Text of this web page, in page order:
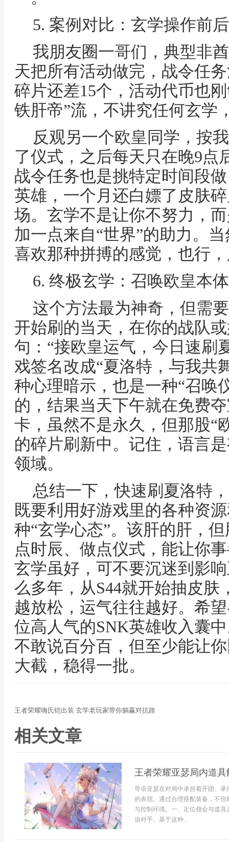
5. 案例对比：玄学操作前
我朋友圈一哥们，典型非
天把所有活动做完，战令任
碎片还差15个，活动代币也
铁肝帝”流，不讲究任何玄学
反观另一个欧皇同学，按
了仪式，之后每天只在晚9点
战令任务也是挑特定时间段
英雄，一个月还白嫖了皮肤
场。玄学不是让你不努力，
加一点来自“世界”的助力。
喜欢那种拼搏的感觉，也行
6. 终极玄学：召唤欧皇本体
这个方法最为神奇，但需
开始刷的当天，在你的战队
句：“接欧皇运气，今日速刷
戏签名改成“夏洛特，与我共
种心理暗示，也是一种“召唤
的，结果当天下午就在免费
卡，虽然不是永久，但那股“
的碎片刷新中。记住，语言
领域。
总结一下，快速刷夏洛特
既要利用好游戏里的各种资
种“玄学心态”。该肝的肝，
点时辰、做点仪式，能让你
玄学虽好，可不要沉迷到影
么多年，从S44就开始抽皮
越放松，运气往往越好。希
位高人气的SNK英雄收入囊
不敢说百分百，但至少能让
大截，稳得一批。
王者荣耀嗨氏铠出装 玄学老玩家带你躺赢对抗路
相关文章
王者荣耀亚瑟局内道
导语亚瑟在对局中承担着开团、
的表现。通过合理搭配装备，不
与控制环境。一、定位领会与道
迫对手。基于这种...